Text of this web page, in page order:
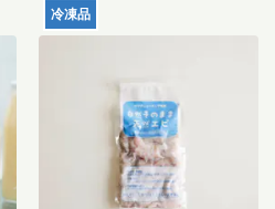
冷凍品
クス）120g